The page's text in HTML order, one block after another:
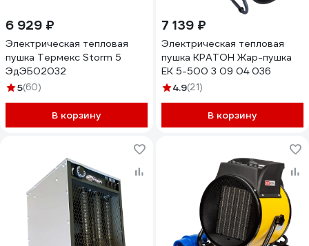
6 929 ₽
Электрическая тепловая
пушка Термекс Storm 5
ЭдЭБ02032
5(60)
В корзину
7 139 ₽
Электрическая тепловая
пушка КРАТОН Жар-пушка
ЕК 5-500 3 09 04 036
4.9(21)
В корзину